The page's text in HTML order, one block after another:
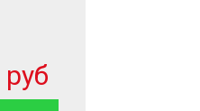
руб